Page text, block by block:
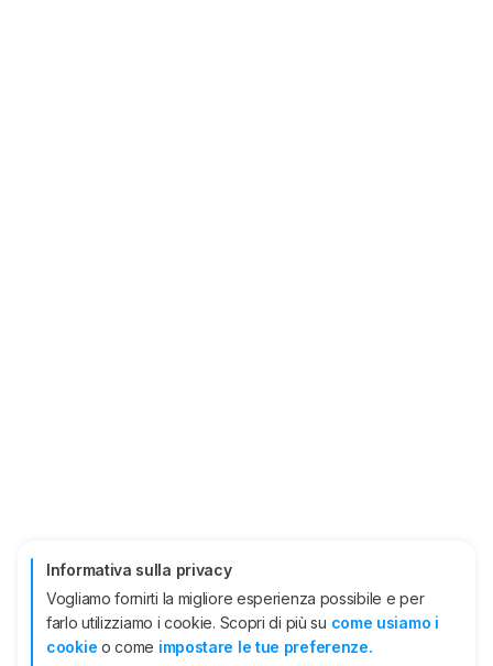
Informativa sulla privacy
Vogliamo fornirti la migliore esperienza possibile e per
farlo utilizziamo i cookie. Scopri di più su come usiamo i
cookie o come impostare le tue preferenze.